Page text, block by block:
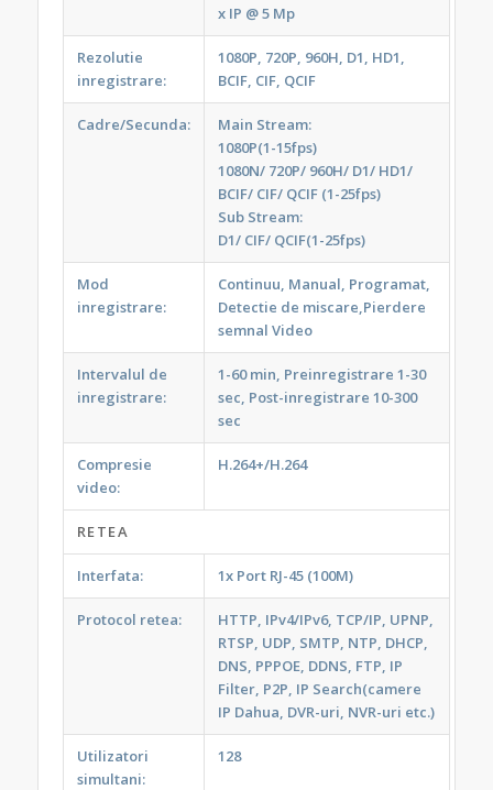
x IP @ 5 Mp
Rezolutie
inregistrare:
1080P, 720P, 960H, D1, HD1,
BCIF, CIF, QCIF
Cadre/Secunda:
Main Stream:
1080P(1-15fps)
1080N/ 720P/ 960H/ D1/ HD1/
BCIF/ CIF/ QCIF (1-25fps)
Sub Stream:
D1/ CIF/ QCIF(1-25fps)
Mod
inregistrare:
Continuu, Manual, Programat,
Detectie de miscare,Pierdere
semnal Video
Intervalul de
inregistrare:
1-60 min, Preinregistrare 1-30
sec, Post-inregistrare 10-300
sec
Compresie
video:
H.264+/H.264
RETEA
Interfata: 1x Port RJ-45 (100M)
Protocol retea:
HTTP, IPv4/IPv6, TCP/IP, UPNP,
RTSP, UDP, SMTP, NTP, DHCP,
DNS, PPPOE, DDNS, FTP, IP
Filter, P2P, IP Search(camere
IP Dahua, DVR-uri, NVR-uri etc.)
Utilizatori
simultani:
128